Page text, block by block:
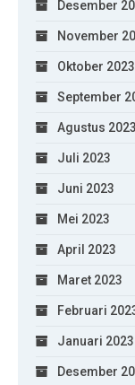
Desember
November
Oktober 2023
September
Agustus 2023
Juli 2023
Juni 2023
Mei 2023
April 2023
Maret 2023
Februari
Januari 2023
Desember